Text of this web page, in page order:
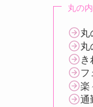
丸の
丸
丸
フ
楽
通